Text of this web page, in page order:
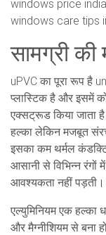
windows price
windows care tips
सामग्री
uPVC का पूरा रूप है
प्लास्टिक है और इसमें
एक्सट्रूड किया जाता
हल्का लेकिन मजबूत
इसका कम थर्मल
आसानी से विभिन्न
आवश्यकता नहीं पड़ती।
एल्युमिनियम एक हल्का
और मैग्नीशियम से बना